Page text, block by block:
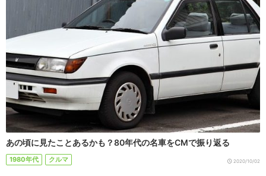
あの頃に見たことあるかも？80年代の名車をCMで振り返る
1980年代 クルマ 2020/10/02